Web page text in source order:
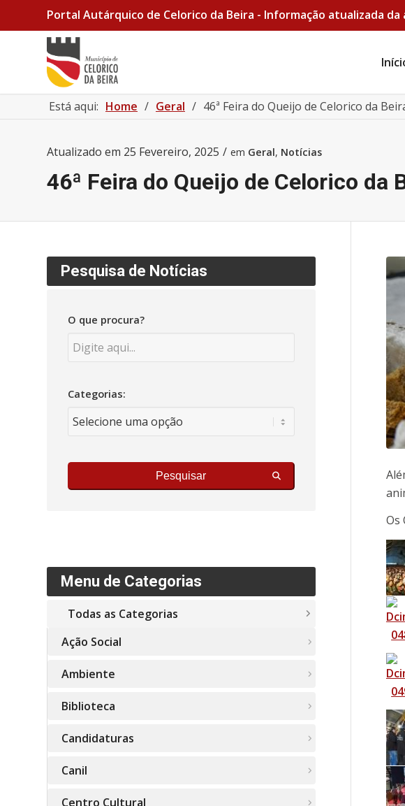
Portal Autárquico de Celorico da Beira - Informação atualizada
Está aqui: Home / Geral / 46ª Feira do Queijo de Celorico da
Atualizado em 25 Fevereiro, 2025 / em Geral, Notícias
46ª Feira do Queijo de Celorico da
Os
Pesquisa de Notícias
O que procura?
Categorias:
Pesquisar
Menu de Categorias
Todas as Categorias
Ação Social
Ambiente
Biblioteca
Candidaturas
Canil
Centro Cultural